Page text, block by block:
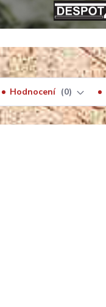
Hodnocení 0